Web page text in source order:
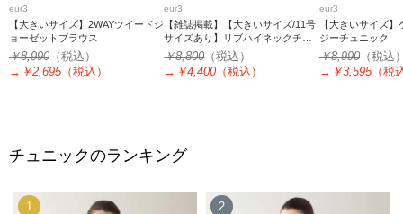
eur3
【大きいサイズ】2WAYツイードジ
ョーゼットブラウス
￥8,990 （税込）
→ ￥2,695（税込）
eur3
【雑誌掲載】【大きいサイズ/11号
サイズあり】リブハイネックチュ
ニック
￥8,800（税込）
→ ￥4,400 （税込）
eur3
【大きいサイズ
ジーチュニック
￥8,990（税込
→ ￥3,595（税
チュニックのランキング
1 2